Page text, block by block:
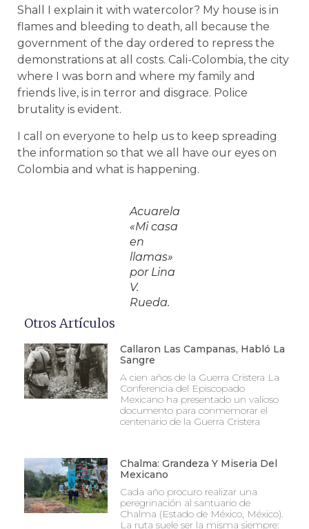
Shall I explain it with watercolor? My house is in
flames and bleeding to death, all because the
government of the day ordered to repress the
demonstrations at all costs. Cali-Colombia, the city
where I was born and where my family and
friends live, is in terror and disgrace. Police
brutality is evident.
I call on everyone to help us to keep spreading
the information so that we all have our eyes on
Colombia and what is happening.
Acuarela
«Mi casa
en
llamas»
por Lina
V.
Rueda.
Otros Artículos
Callaron Las Campanas, Habló La
Sangre
A cien años de la Guerra Cristera La
Conferencia del Episcopado
Mexicano ha presentado un valioso
documento para conmemorar el
centenario de la Guerra Cristera
Chalma: Grandeza Y Miseria Del
Mexicano
Cada año procuro realizar una
peregrinación al santuario de
Chalma (Estado de México, México).
La ruta suele ser la misma siempre: